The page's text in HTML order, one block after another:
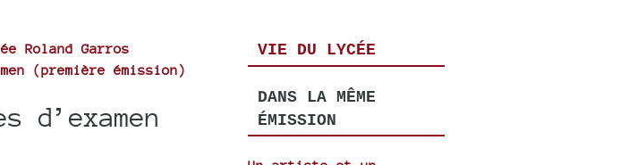
Roland Garros
(première émission)
d’examen
VIE DU LYCÉE
DANS LA MÊME
ÉMISSION